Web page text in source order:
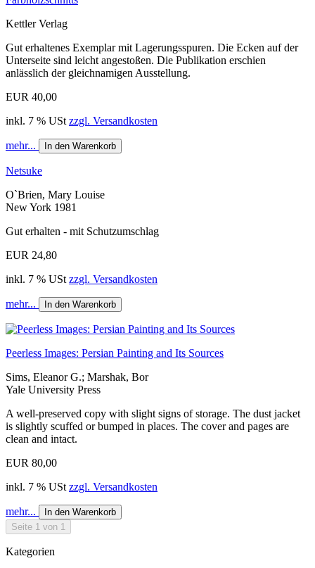
Kettler Verlag
Gut erhaltenes Exemplar mit Lagerungsspuren. Die Ecken auf der
Unterseite sind leicht angestoßen. Die Publikation erschien
anlässlich der gleichnamigen Ausstellung.
EUR 40,00
inkl. 7 % USt zzgl. Versandkosten
mehr... In den Warenkorb
Netsuke
O`Brien, Mary Louise
New York 1981
Gut erhalten - mit Schutzumschlag
EUR 24,80
inkl. 7 % USt zzgl. Versandkosten
mehr... In den Warenkorb
Peerless Images: Persian Painting and Its Sources
Sims, Eleanor G.; Marshak, Bor
Yale University Press
A well-preserved copy with slight signs of storage. The dust jacket
is slightly scuffed or bumped in places. The cover and pages are
clean and intact.
EUR 80,00
inkl. 7 % USt zzgl. Versandkosten
mehr...
In den Warenkorb
Seite 1 von 1
Kategorien